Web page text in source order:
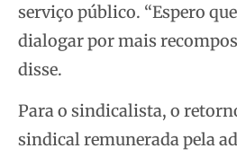
serviço público. “Espero
dialogar por mais
disse.
Para o sindicalista, o
sindical remunerada pela